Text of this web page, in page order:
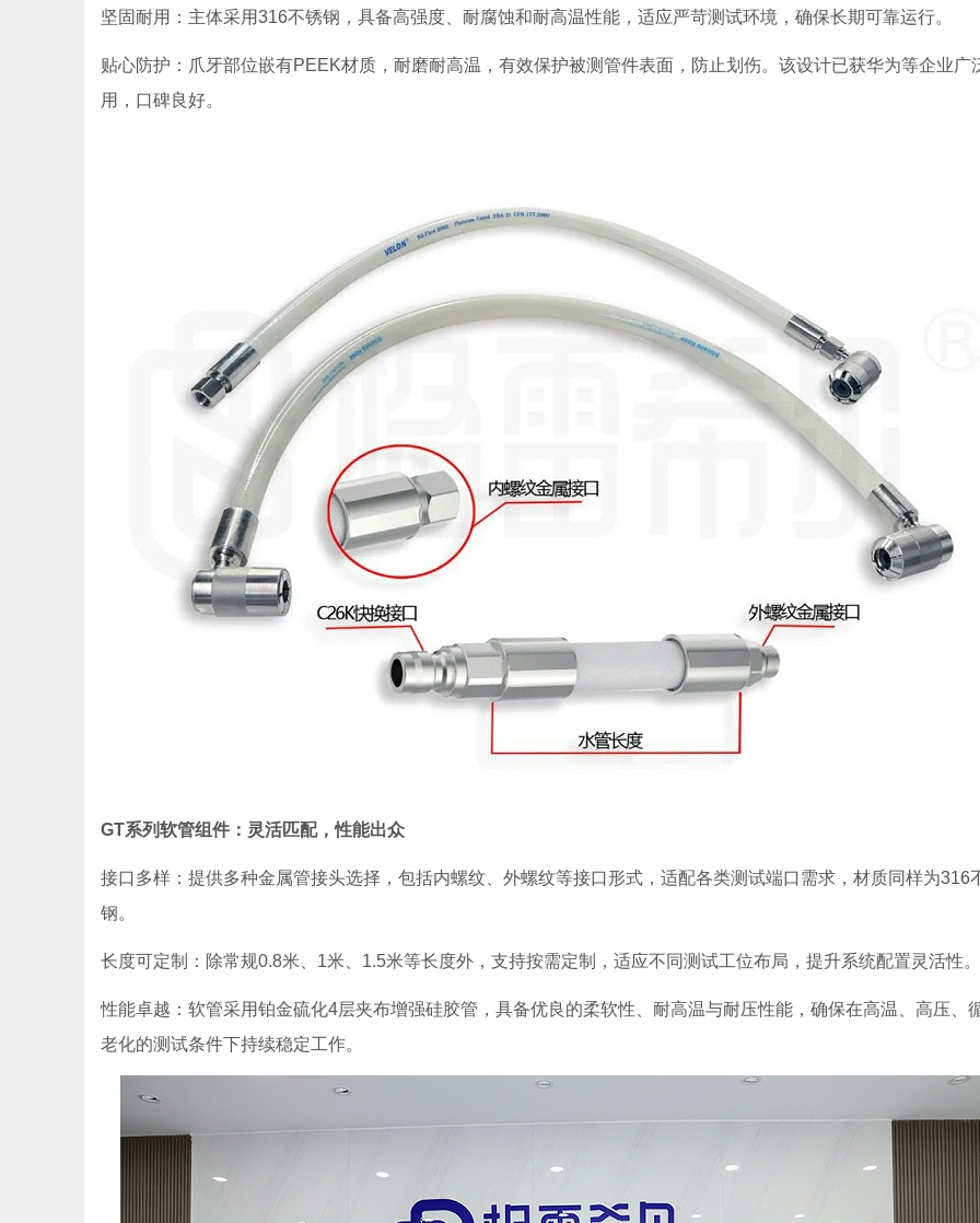
坚固耐用：主体采用316不锈钢，具备高强度、耐腐蚀和耐高温性能，适应严苛测试环境，确保长期可靠运行。
贴心防护：爪牙部位嵌有PEEK材质，耐磨耐高温，有效保护被测管件表面，防止划伤。该设计已获华为等企业广
用，口碑良好。
GT系列软管组件：灵活匹配，性能出众
接口多样：提供多种金属管接头选择，包括内螺纹、外螺纹等接口形式，适配各类测试端口需求，材质同样为316
钢。
长度可定制：除常规0.8米、1米、1.5米等长度外，支持按需定制，适应不同测试工位布局，提升系统配置灵活性。
性能卓越：软管采用铂金硫化4层夹布增强硅胶管，具备优良的柔软性、耐高温与耐压性能，确保在高温、高压、
老化的测试条件下持续稳定工作。